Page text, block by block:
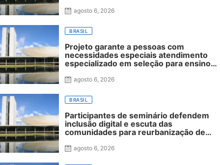
agosto 6, 2026
BRASIL
Projeto garante a pessoas com
necessidades especiais atendimento
especializado em seleção para ensino
agosto 6, 2026
BRASIL
Participantes de seminário defendem
inclusão digital e escuta das
comunidades para reurbanização de
agosto 6, 2026